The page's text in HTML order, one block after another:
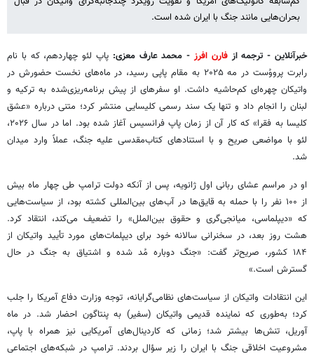
بحران‌هایی مانند جنگ با ایران شده است.
خبرآنلاین - ترجمه ازفارن افرز - محمد عارف معزی: پاپ لئو چهاردهم، که با نام
رابرت پرووُست در مه ۲۰۲۵ به مقام پاپی رسید، در ماه‌های نخست حضورش در
واتیکان چهره‌ای کم‌حاشیه داشت. او سفرهای از پیش برنامه‌ریزی‌شده به ترکیه و
لبنان را انجام داد و تنها یک سند رسمی کلیسایی منتشر کرد؛ متنی درباره «عشق
کلیسا به فقرا» که کار آن از زمان پاپ فرانسیس آغاز شده بود. اما در سال ۲۰۲۶،
لئو با مواضعی صریح و با استنادهای کتاب‌مقدسی علیه جنگ، عملاً وارد میدان
شد.
او در مراسم عشای ربانی اول ژانویه، پس از آنکه دولت ترامپ طی چهار ماه بیش
از ۱۰۰ نفر را با حمله به قایق‌ها در آب‌های بین‌المللی کشته بود، از سیاست‌هایی
که «دیپلماسی، میانجی‌گری و حقوق بین‌الملل» را تضعیف می‌کند، انتقاد کرد.
هشت روز بعد، در سخنرانی سالانه خود برای دیپلمات‌های مورد تأیید واتیکان از
۱۸۴ کشور، صریح‌تر گفت: «جنگ دوباره مُد شده و اشتیاق به جنگ در حال
گسترش است.»
این انتقادات واتیکان از سیاست‌های نظامی‌گرایانه، توجه وزارت دفاع آمریکا را جلب
کرد؛ به‌طوری که نماینده قدیمی واتیکان (سفیر) به پنتاگون احضار شد. در ماه
آوریل، تنش‌ها بیشتر شد؛ زمانی که کاردینال‌های آمریکایی نیز همراه با پاپ،
مشروعیت اخلاقی جنگ با ایران را زیر سؤال بردند. ترامپ در شبکه‌های اجتماعی